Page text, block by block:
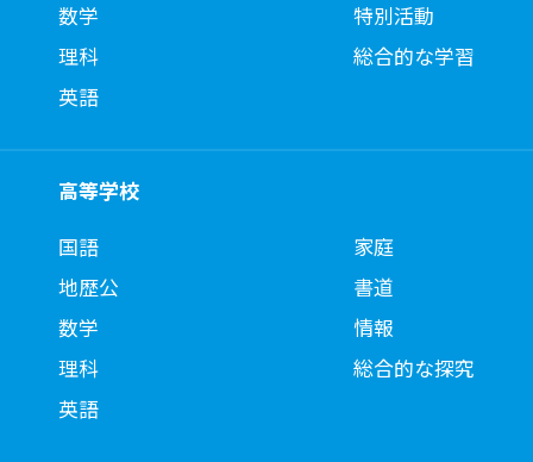
数学
理科
英語
特別活動
総合的な学習
高等学校
国語
地歴公
数学
理科
英語
家庭
書道
情報
総合的な探究